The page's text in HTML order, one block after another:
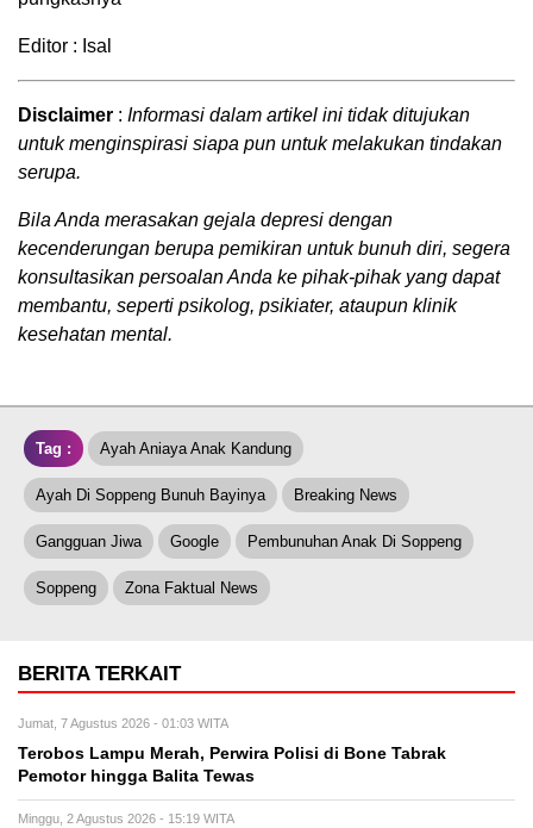
Editor : Isal
Disclaimer : Informasi dalam artikel ini tidak ditujukan
untuk menginspirasi siapa pun untuk melakukan tindakan
serupa.
Bila Anda merasakan gejala depresi dengan
kecenderungan berupa pemikiran untuk bunuh diri, segera
konsultasikan persoalan Anda ke pihak-pihak yang dapat
membantu, seperti psikolog, psikiater, ataupun klinik
kesehatan mental.
Tag : Ayah Aniaya Anak Kandung
Ayah Di Soppeng Bunuh Bayinya Breaking News
Gangguan Jiwa Google Pembunuhan Anak Di Soppeng
Soppeng Zona Faktual News
BERITA TERKAIT
Jumat, 7 Agustus 2026 - 01:03 WITA
Terobos Lampu Merah, Perwira Polisi di Bone Tabrak
Pemotor hingga Balita Tewas
Minggu, 2 Agustus 2026 - 15:19 WITA